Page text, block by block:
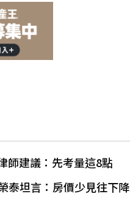
師建議：先考量這8點
泰坦言：房價少見往下降